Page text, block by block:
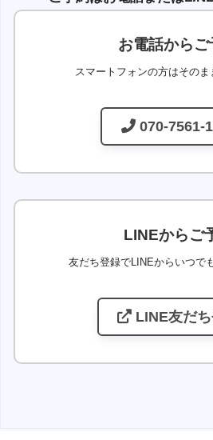
お電話からご
スマートフォンの方はそのま
070-7561-
LINEからご
友だち登録でLINEからいつで
LINE友だ